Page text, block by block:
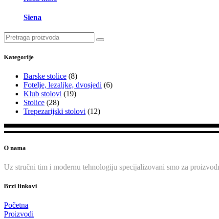
Siena
Search
for:
Kategorije
Barske stolice (8)
Fotelje, lezaljke, dvosjedi (6)
Klub stolovi (19)
Stolice (28)
Trepezarijski stolovi (12)
O nama
Uz stručni tim i modernu tehnologiju specijalizovani smo za
Brzi linkovi
Početna
Proizvodi